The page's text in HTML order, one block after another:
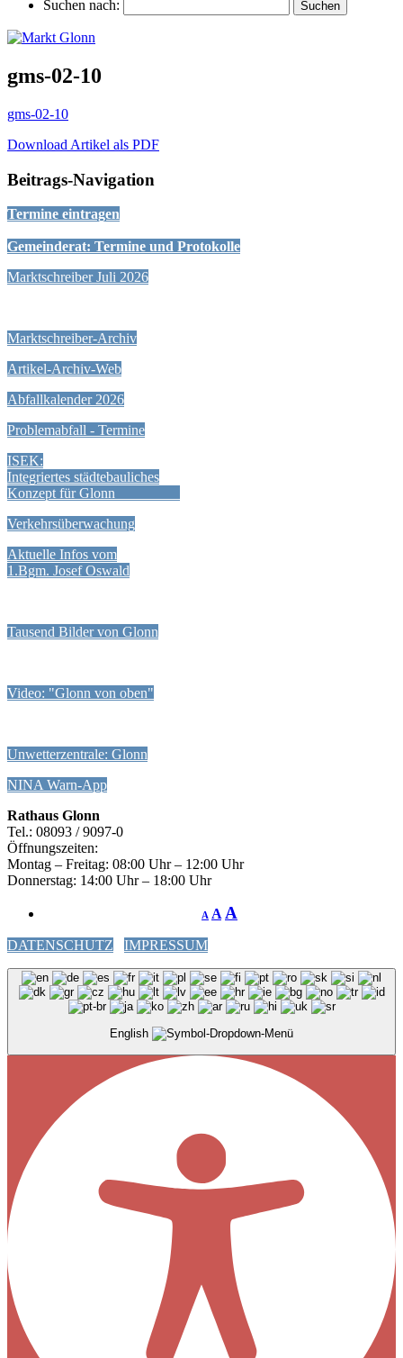
Suchen nach:
gms-02-10
gms-02-10
Download Artikel als PDF
Beitrags-Navigation
Termine eintragen
Gemeinderat: Termine und Protokolle
Marktschreiber Juli 2026
Marktschreiber-Archiv
Artikel-Archiv-Web
Abfallkalender 2026
Problemabfall - Termine
ISEK:
Integriertes städtebauliches
Konzept für Glonn
Verkehrsüberwachung
Aktuelle Infos vom
1.Bgm. Josef Oswald
Tausend Bilder von Glonn
Video: "Glonn von oben"
Unwetterzentrale: Glonn
NINA Warn-App
Rathaus Glonn
Tel.: 08093 / 9097-0
Öffnungszeiten:
Montag – Freitag: 08:00 Uhr – 12:00 Uhr
Donnerstag: 14:00 Uhr – 18:00 Uhr
A A A
DATENSCHUTZ IMPRESSUM
English